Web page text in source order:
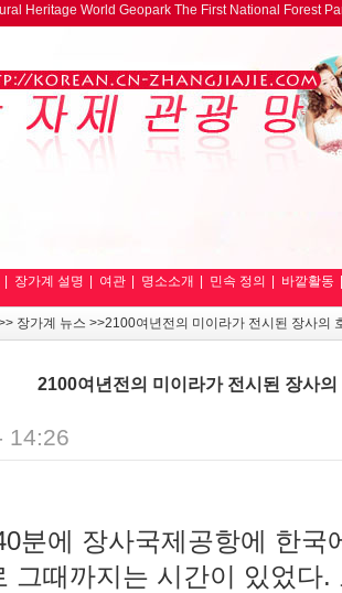
Heritage World Geopark The First National
장가계 설명 여관 명소소개 민속 정의 바깥활동
장가계 뉴스 >>2100여년전의 미이라가 전시된 장사의
2100여년전의 미이라가 전시된 장사
14:26
분에 장사국제공항에 한국
그때까지는 시간이 있었다